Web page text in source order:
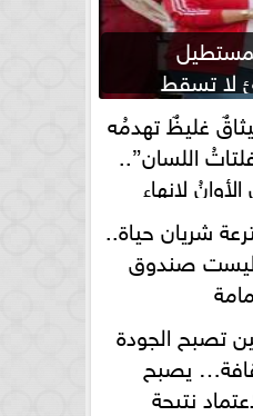
لا تسقط
غليظٌ تهدمُه
اللسان”..
لإنهاءِ
شريان حياة..
صندوق
تصبح الجودة
يصبح
نتيجة